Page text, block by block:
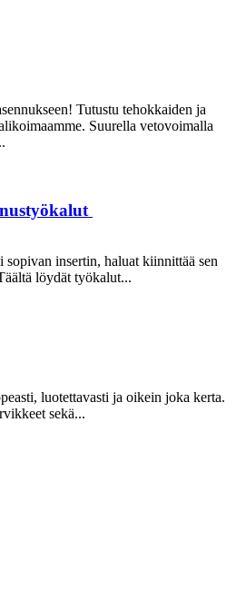
Tutustu tehokkaiden ja
Suurella vetovoimalla
insertin, haluat kiinnittää sen
löydät työkalut...
luotettavasti ja oikein joka kerta.
sekä...